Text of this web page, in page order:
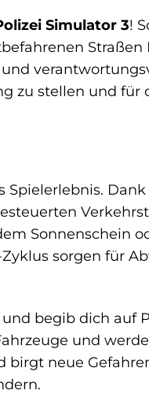
Simulator 3!
Straßen
zu stellen und für
Sonnenschein
sorgen für
begib dich auf
und
birgt neue